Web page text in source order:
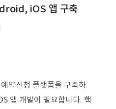
iOS 앱 구축
약신청 플랫폼을 구축하
앱 개발이 필요합니다. 핵